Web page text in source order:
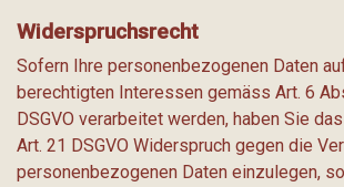
Widerspruchsrecht
Sofern Ihre personenbezogenen Daten
berechtigten Interessen gemäss Art. 6
DSGVO verarbeitet werden, haben Sie
Art. 21 DSGVO Widerspruch gegen die
personenbezogenen Daten einzulegen,